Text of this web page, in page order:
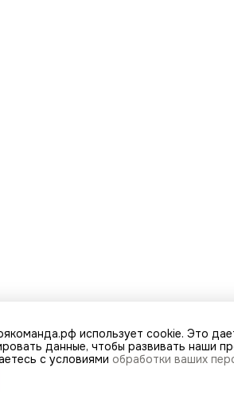
использует cookie. Это
данные, чтобы развивать наши
с условиями обработки ваших